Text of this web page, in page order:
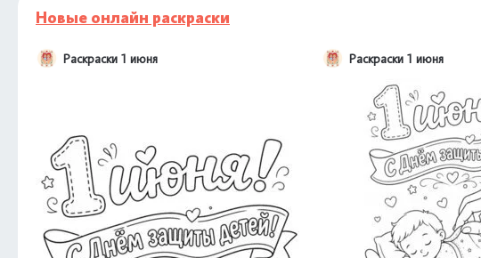
Новые онлайн раскраски
Раскраски 1 июня Раскраски 1 июня